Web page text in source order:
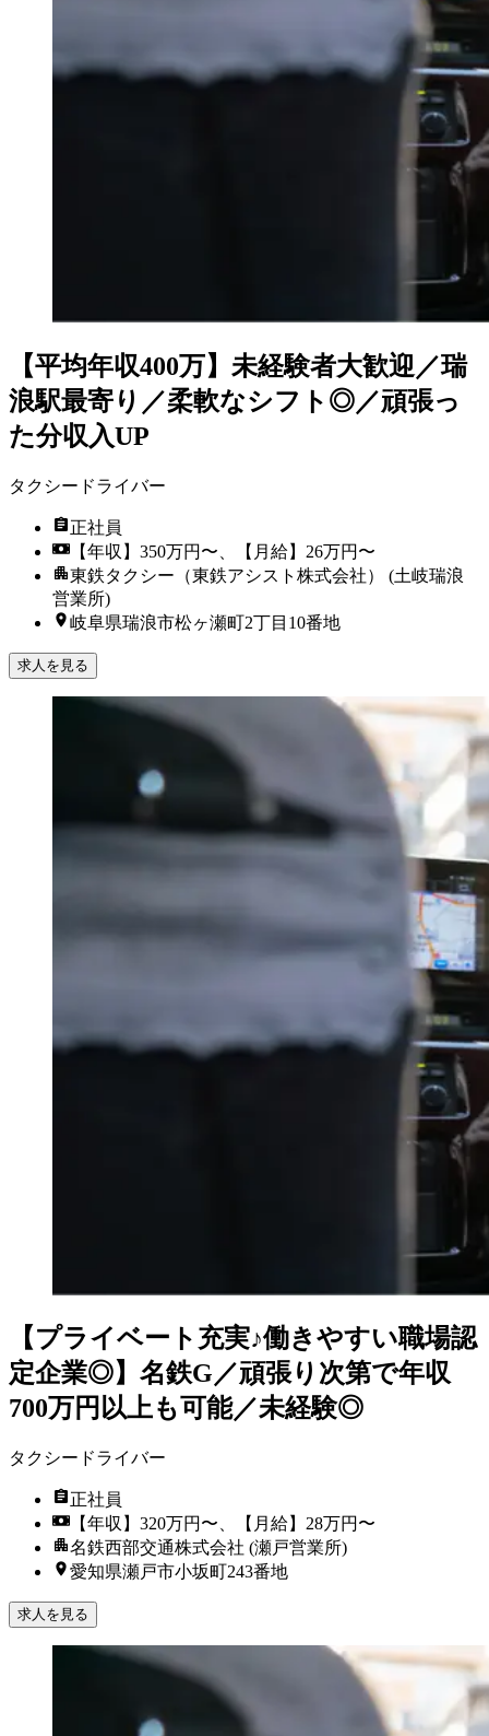
【平均年収400万】未経験者大歓迎／瑞
浪駅最寄り／柔軟なシフト◎／頑張っ
た分収入UP
タクシードライバー
正社員
【年収】350万円〜、【月給】26万円〜
東鉄タクシー（東鉄アシスト株式会社） (土岐瑞浪
営業所)
岐阜県瑞浪市松ヶ瀬町2丁目10番地
求人を見る
【プライベート充実♪働きやすい職場認
定企業◎】名鉄G／頑張り次第で年収
700万円以上も可能／未経験◎
タクシードライバー
正社員
【年収】320万円〜、【月給】28万円〜
名鉄西部交通株式会社 (瀬戸営業所)
愛知県瀬戸市小坂町243番地
求人を見る